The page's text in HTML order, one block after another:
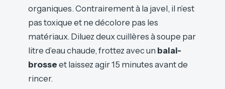
organiques. Contrairement à la javel, il n’est
pas toxique et ne décolore pas les
matériaux. Diluez deux cuillères à soupe par
litre d’eau chaude, frottez avec un balai-
brosse et laissez agir 15 minutes avant de
rincer.